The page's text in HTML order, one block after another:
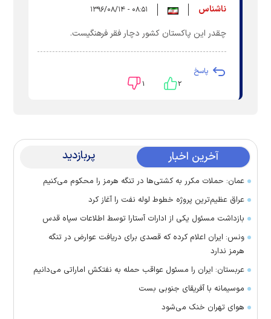
ناشناس ۰۸:۵۱ - ۱۳۹۶/۰۸/۱۴
چقدر این پاکستان کشور دچار فقر فرهنگیست.
پاسخ
۲ ۱
آخرین اخبار پربازدید
عمان: حملات مکرر به کشتی‌ها در تنگه هرمز را محکوم می‌کنیم
عراق عظیم‌ترین پروژه خطوط لوله نفت را آغاز کرد
بازداشت مسئول یکی از ادارات آستارا توسط اطلاعات سپاه قدس
ونس: ایران اعلام کرده که قصدی برای دریافت عوارض در تنگه
هرمز ندارد
عربستان: ایران را مسئول عواقب حمله به نفتکش اماراتی می‌دانیم
موسیمانه با آفریقای جنوبی بست
هوای تهران خنک می‌شود